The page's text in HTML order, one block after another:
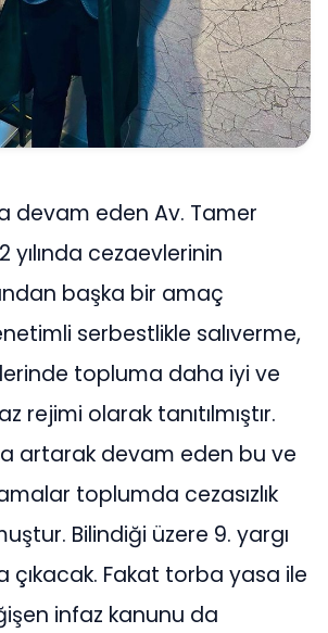
devam eden Av. Tamer
yılında cezaevlerinin
başka bir amaç
serbestlikle salıverme,
topluma daha iyi ve
rejimi olarak tanıtılmıştır.
artarak devam eden bu ve
toplumda cezasızlık
Bilindiği üzere 9. yargı
çıkacak. Fakat torba yasa ile
infaz kanunu da